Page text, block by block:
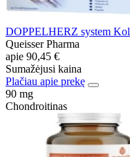
DOPPELHERZ system
Queisser Pharma
apie 90,45 €
Sumažėjusi kaina
Plačiau apie prekę
90 mg
Chondroitinas